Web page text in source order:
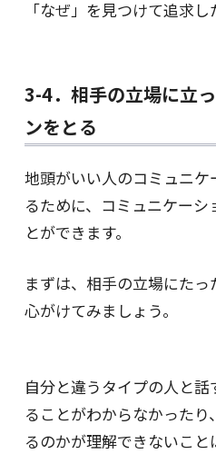
「なぜ」を見つけて追求し
3-4．相手の立場に立
ンをとる
地頭がいい人のコミュニ
るために、コミュニケー
とができます。
まずは、相手の立場にた
心がけてみましょう。
自分と違うタイプの人と
ることがわからなかった
るのかが理解できないこと